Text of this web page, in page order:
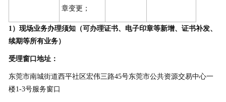
章变更；
1）现场业务办理须知（可办理证书、电子印章等新增、证书补发、
续期等所有业务）
受理窗口地址：
东莞市南城街道西平社区宏伟三路45号东莞市公共资源交易中心一
楼1-3号服务窗口